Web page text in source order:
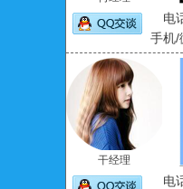
电
手机/
干经理
电